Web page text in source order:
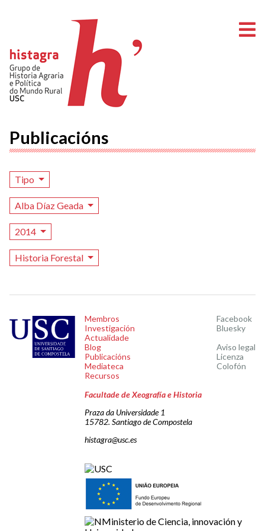
Publicacións
Tipo
Alba Díaz Geada
2014
Historia Forestal
Membros
Investigación
Actualidade
Blog
Publicacións
Mediateca
Recursos
Facebook
Bluesky
Aviso legal
Licenza
Colofón
Facultade de Xeografía e Historia
Praza da Universidade 1
15782. Santiago de Compostela
histagra@usc.es